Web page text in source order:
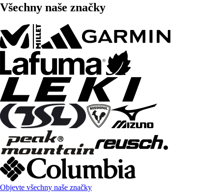
Všechny naše značky
Objevte všechny naše značky